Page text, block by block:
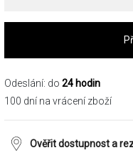
Odeslání: do 24 hodin
100 dní na vrácení zboží
Ověřit dostupnost a